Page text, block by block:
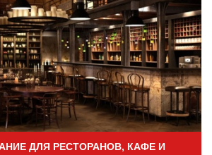
ДЛЯ РЕСТОРАНОВ, КАФЕ И